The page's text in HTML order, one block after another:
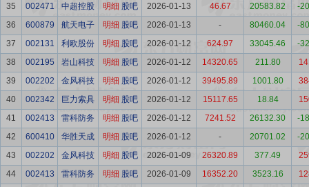
35
002471 中超控股 明细 股吧 2026-01-13 46.67 20583.82
-
36
600879 航天电子 明细 股吧 2026-01-13 - 80460.04
-
37
002131 利欧股份 明细 股吧 2026-01-12 624.97 33045.46
-
38
002195 岩山科技 明细 股吧 2026-01-12 14320.65 211.80
39
002202 金风科技 明细 股吧 2026-01-12 39495.89 1001.80
40
002342 巨力索具 明细 股吧 2026-01-12 15117.65 18.84
41
002413 雷科防务 明细 股吧 2026-01-12 7241.52 26132.30
-
42
600410 华胜天成 明细 股吧 2026-01-12 - 20701.02
-
43
002202 金风科技 明细 股吧 2026-01-09 26320.89 377.49
44
002413 雷科防务 明细 股吧 2026-01-09 16352.20 3523.16